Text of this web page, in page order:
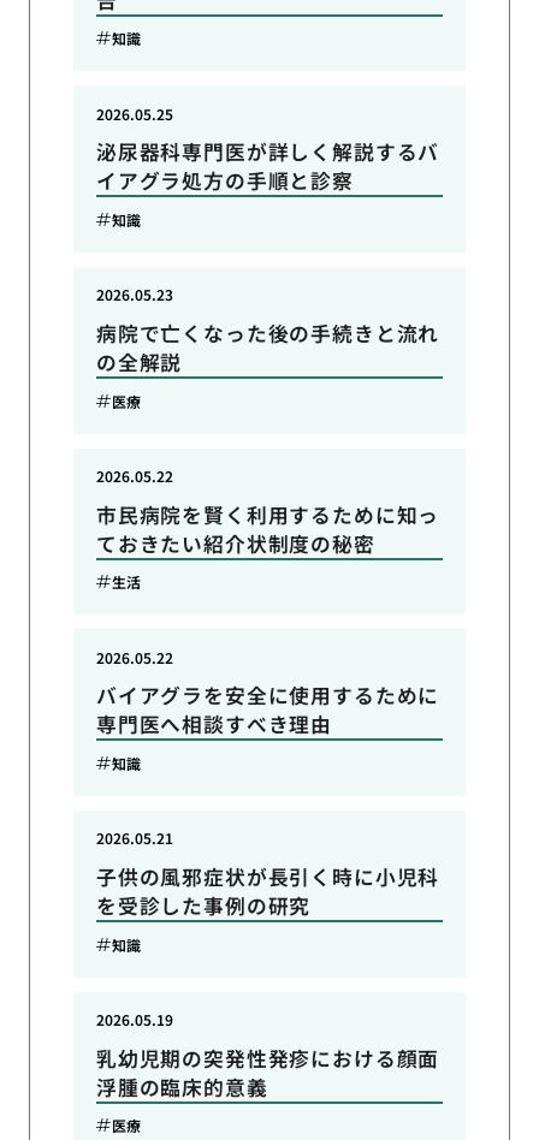
知識
泌尿器科専門医が詳しく解説するバ
イアグラ処方の手順と診察
2026.05.25
知識
病院で亡くなった後の手続きと流れ
の全解説
2026.05.23
医療
市民病院を賢く利用するために知っ
ておきたい紹介状制度の秘密
2026.05.22
生活
バイアグラを安全に使用するために
専門医へ相談すべき理由
2026.05.22
知識
子供の風邪症状が長引く時に小児科
を受診した事例の研究
2026.05.21
知識
乳幼児期の突発性発疹における顔面
浮腫の臨床的意義
2026.05.19
医療